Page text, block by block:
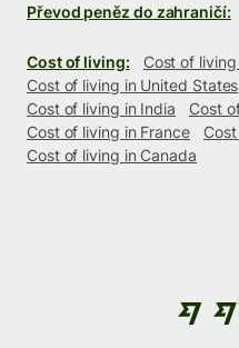
Převod peněz do zahraničí:
Cost of living:
Cost of
Cost of living in United States
Cost of living in India
Cost
Cost of living in France
Cost of living in Canada